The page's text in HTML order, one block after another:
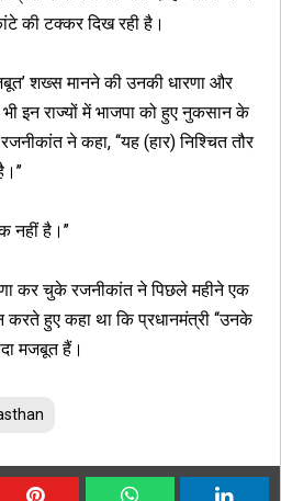
की टक्कर दिख रही है।
शख्स मानने की उनकी धारणा और
इन राज्यों में भाजपा को हुए नुकसान के
ने कहा, ‘‘यह (हार) निश्चित तौर
नहीं है।’’
कर चुके रजनीकांत ने पिछले महीने एक
करते हुए कहा था कि प्रधानमंत्री ‘‘उनके
मजबूत हैं।